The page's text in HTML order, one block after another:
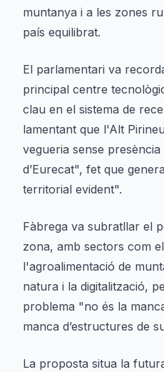
muntanya i a les zones
país equilibrat.
El parlamentari va
principal centre
clau en el sistema de
lamentant que l'Alt
vegueria sense presència
d’Eurecat", fet que
territorial evident".
Fàbrega va subratllar el
zona, amb sectors com
l'agroalimentació de
natura i la digitalització,
problema "no és la
manca d’estructures de
La proposta situa la